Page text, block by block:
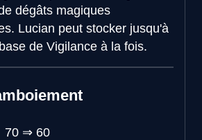
dégâts magiques
Lucian peut stocker jusqu'à
de Vigilance à la fois.
70 ⇒ 60